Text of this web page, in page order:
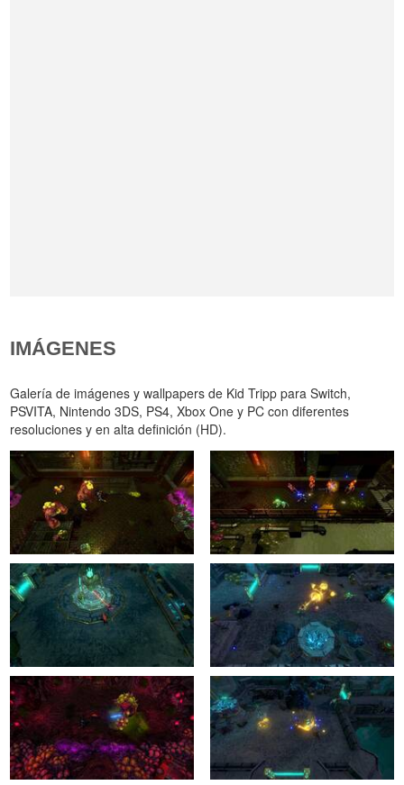
IMÁGENES
Galería de imágenes y wallpapers de Kid Tripp para Switch,
PSVITA, Nintendo 3DS, PS4, Xbox One y PC con diferentes
resoluciones y en alta definición (HD).